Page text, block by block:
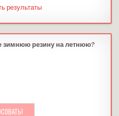
результаты
зимнюю резину на летнюю?